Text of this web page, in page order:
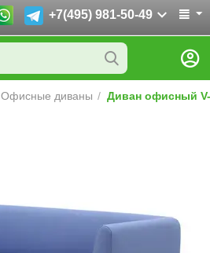
+7(495) 981-50-49
Офисные диваны / Диван офисный